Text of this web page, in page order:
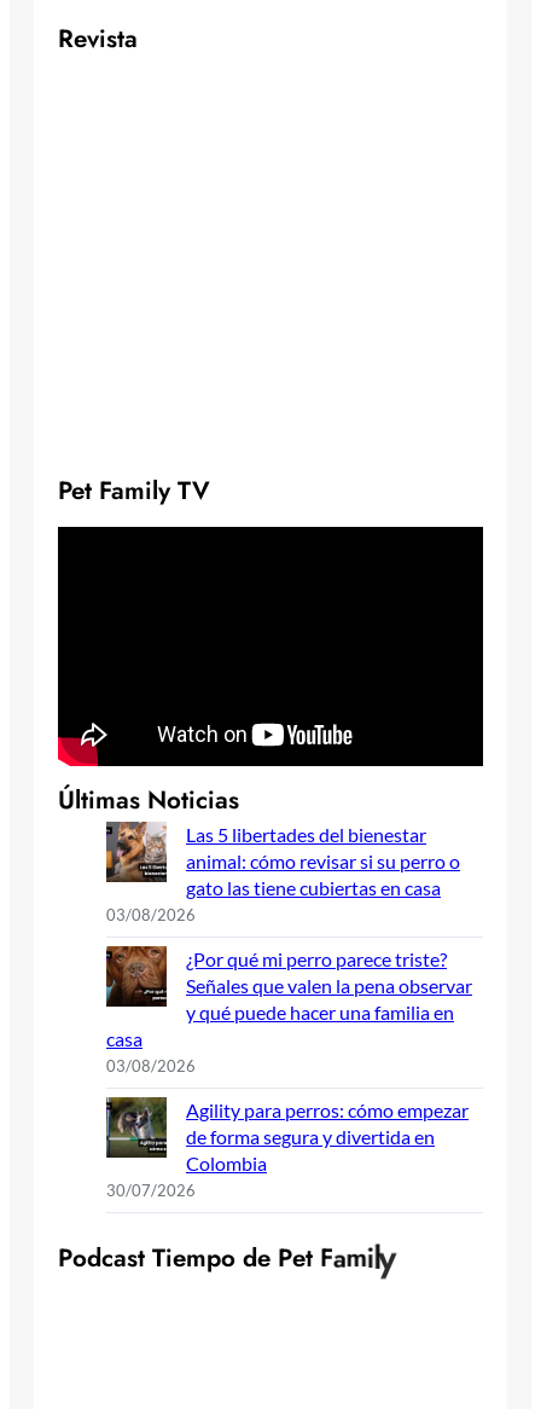
Revista
Pet Family TV
Últimas Noticias
Las 5 libertades del bienestar
animal: cómo revisar si su perro o
gato las tiene cubiertas en casa
03/08/2026
¿Por qué mi perro parece triste?
Señales que valen la pena observar
y qué puede hacer una familia en
casa
03/08/2026
Agility para perros: cómo empezar
de forma segura y divertida en
Colombia
30/07/2026
Podcast Tiempo de Pet Family